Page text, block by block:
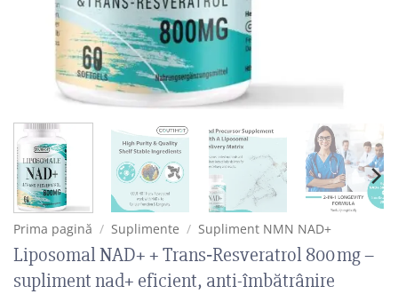
Prima pagină / Suplimente / Supliment NMN NAD+
Liposomal NAD+ + Trans‑Resveratrol 800 mg –
supliment nad+ eficient, anti-îmbătrânire